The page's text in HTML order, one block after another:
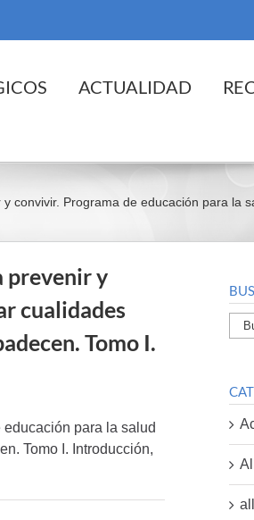
ACTUALIDAD
convivir. Programa de educación para
prevenir y
cualidades
Tomo I.
para la salud
Tomo I. Introducción,
por: